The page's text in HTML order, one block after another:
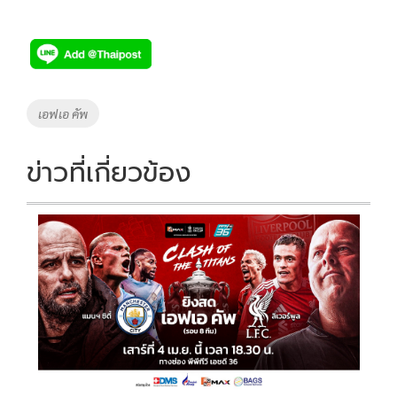
Tags
เอฟเอ คัพ
ข่าวที่เกี่ยวข้อง